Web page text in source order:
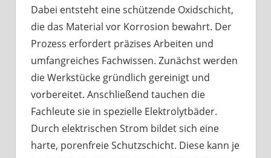
Dabei entsteht eine schützende Oxidschicht,
die das Material vor Korrosion bewahrt. Der
Prozess erfordert präzises Arbeiten und
umfangreiches Fachwissen. Zunächst werden
die Werkstücke gründlich gereinigt und
vorbereitet. Anschließend tauchen die
Fachleute sie in spezielle Elektrolytbäder.
Durch elektrischen Strom bildet sich eine
harte, porenfreie Schutzschicht. Diese kann je